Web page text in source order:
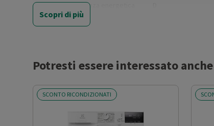
Classe di efficienza energetica
del ciclo completo
lavaggio/asciugatura (kWh)
Capacità nominale del ciclo
completo (kg)
Scopri di più
Potresti essere interessato
SCONTO RICONDIZIONATI